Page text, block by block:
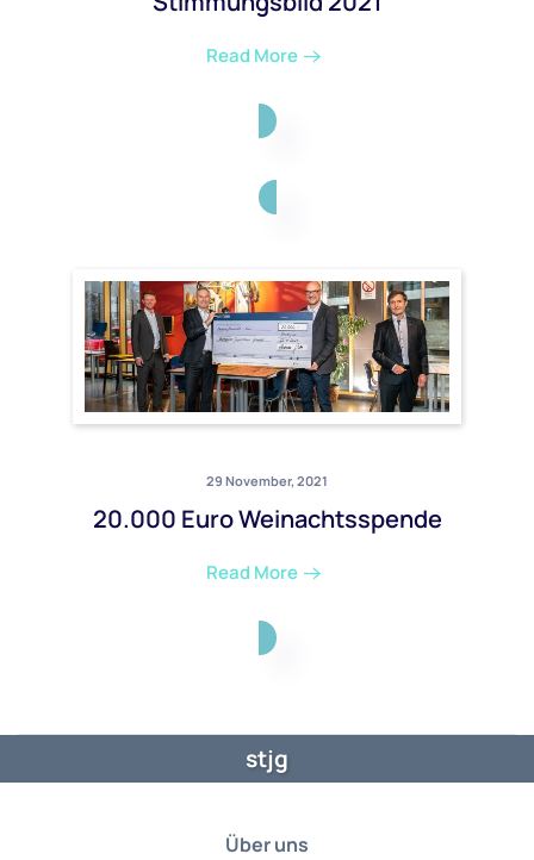
Read More
29 November, 2021
20.000 Euro Weinachtsspende
Read More
stjg
Über uns